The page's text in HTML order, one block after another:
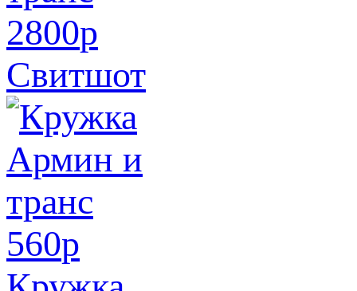
2800p
Свитшот
560p